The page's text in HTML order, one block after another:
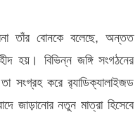
তাঁর বোনকে বলেছে, অন্তত
হয়। বিভিন্ন জঙ্গি সংগঠনের
সংগ্রহ করে র‍্যাডিক্যালাইজড
জাড়ানোর নতুন মাত্রা হিসেবে